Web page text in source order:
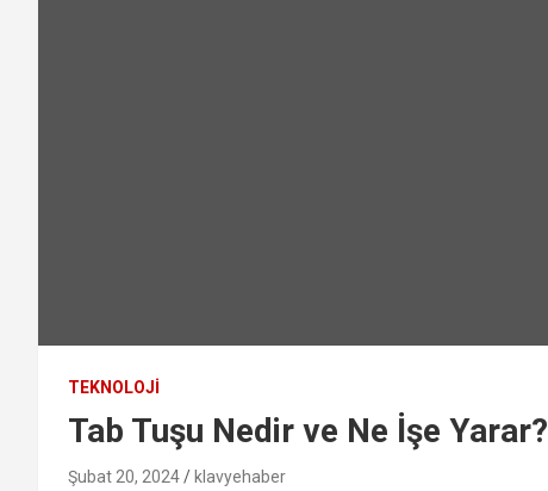
TEKNOLOJI
Tab Tuşu Nedir ve Ne İşe Yarar?
Şubat 20, 2024 klavyehaber